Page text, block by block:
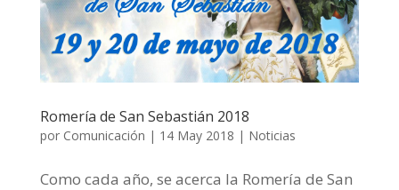
Romería de San Sebastián 2018
por Comunicación | 14 May 2018 | Noticias
Como cada año, se acerca la Romería de San